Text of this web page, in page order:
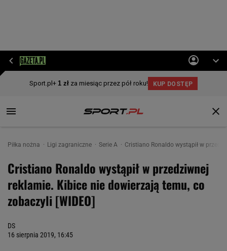
Piłka nożna Ligi zagraniczne Serie A Cristiano Ronaldo wystąpił w
Cristiano Ronaldo wystąpił w przedziwnej
reklamie. Kibice nie dowierzają temu, co
zobaczyli [WIDEO]
DS
16 sierpnia 2019, 16:45